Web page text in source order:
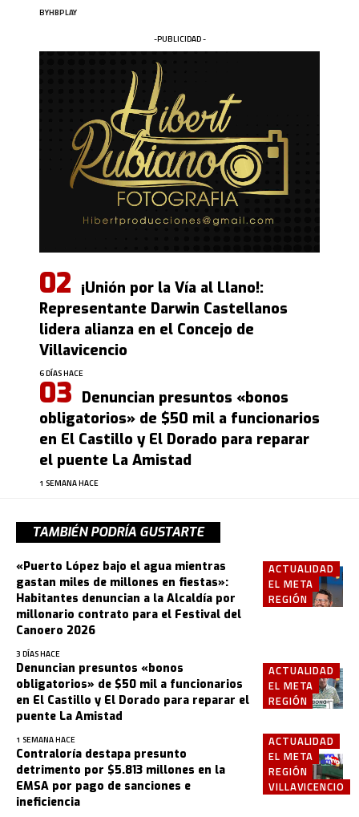
BYHBPLAY
-PUBLICIDAD -
¡Unión por la Vía al Llano!:
Representante Darwin Castellanos
lidera alianza en el Concejo de
Villavicencio
6 DÍAS HACE
Denuncian presuntos «bonos
obligatorios» de $50 mil a funcionarios
en El Castillo y El Dorado para reparar
el puente La Amistad
1 SEMANA HACE
TAMBIÉN PODRÍA GUSTARTE
ACTUALIDAD
EL META
REGIÓN
«Puerto López bajo el agua mientras
gastan miles de millones en fiestas»:
Habitantes denuncian a la Alcaldía por
millonario contrato para el Festival del
Canoero 2026
3 DÍAS HACE
ACTUALIDAD
EL META
REGIÓN
Denuncian presuntos «bonos
obligatorios» de $50 mil a funcionarios
en El Castillo y El Dorado para reparar el
puente La Amistad
1 SEMANA HACE
ACTUALIDAD
EL META
REGIÓN
VILLAVICENCIO
Contraloría destapa presunto
detrimento por $5.813 millones en la
EMSA por pago de sanciones e
ineficiencia